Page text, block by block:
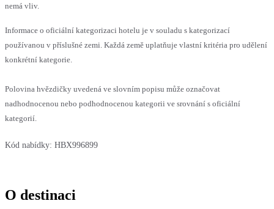
nemá vliv.
Informace o oficiální kategorizaci hotelu je v souladu s kategorizací
používanou v příslušné zemi. Každá země uplatňuje vlastní kritéria pro udělení
konkrétní kategorie.
Polovina hvězdičky uvedená ve slovním popisu může označovat
nadhodnocenou nebo podhodnocenou kategorii ve srovnání s oficiální
kategorií.
Kód nabídky: HBX996899
O destinaci